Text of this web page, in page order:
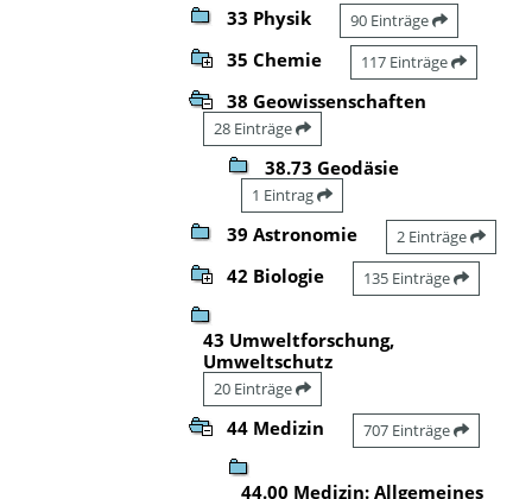
33 Physik 90 Einträge
35 Chemie 117 Einträge
38 Geowissenschaften
28 Einträge
38.73 Geodäsie
1 Eintrag
39 Astronomie 2 Einträge
42 Biologie 135 Einträge
43 Umweltforschung,
Umweltschutz
20 Einträge
44 Medizin 707 Einträge
44.00 Medizin: Allgemeines